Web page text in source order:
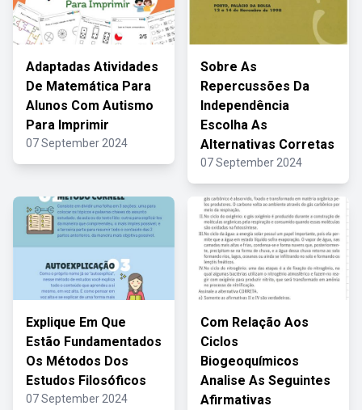
Adaptadas Atividades
De Matemática Para
Alunos Com Autismo
Para Imprimir
07 September 2024
Sobre As
Repercussões Da
Independência
Escolha As
Alternativas Corretas
07 September 2024
Explique Em Que
Estão Fundamentados
Os Métodos Dos
Estudos Filosóficos
07 September 2024
Com Relação Aos
Ciclos
Biogeoquímicos
Analise As Seguintes
Afirmativas